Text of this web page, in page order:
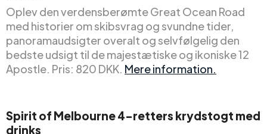
Oplev den verdensberømte Great Ocean Road
med historier om skibsvrag og svundne tider,
panoramaudsigter overalt og selvfølgelig den
bedste udsigt til de majestætiske og ikoniske 12
Apostle. Pris: 820 DKK. Mere information.
Spirit of Melbourne 4-retters krydstogt med
drinks